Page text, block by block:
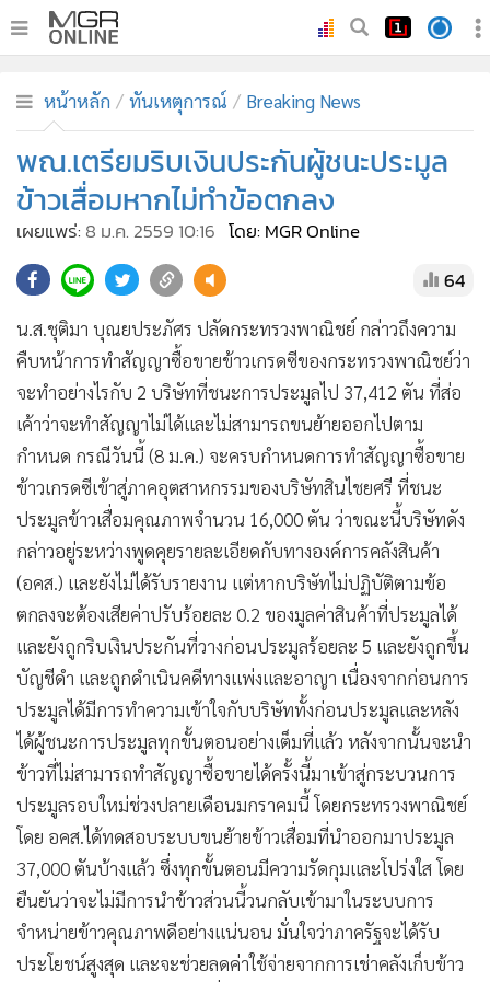
ทันเหตุการณ์
• ภาคใต้
• ภูมิภาค
Online Section
• ผู้จัดการรายวัน
• คอลัมนิสต์
• ละคร
• CbizReview
• Cyber BIZ
• ผู้จัดกวน
• Good health & Well-being
• Green Innovation & SD
• Management & HR
• MGR Live
• Infographic
• การเมือง
ท่องเที่ยว
• กีฬา
•
ต่างประเทศ
• Special Scoop
• เศรษฐกิจ-ธุรกิจ
• จีน
• ชุมชน-คุณภาพชีวิต
• อาชญากรรม
• Motoring
หน้าหลัก ทันเหตุการณ์ Breaking News
พณ.เตรียมริบเงินประกันผู้ชนะประมูล
ข้าวเสื่อมหากไม่ทำข้อตกลง
เผยแพร่: 8 ม.ค. 2559 10:16 โดย: MGR Online
64
น.ส.ชุติมา บุณยประภัศร ปลัดกระทรวงพาณิชย์ กล่าวถึงความ
คืบหน้าการทำสัญญาซื้อขายข้าวเกรดซีของกระทรวงพาณิชย์ว่า
จะทำอย่างไรกับ 2 บริษัทที่ชนะการประมูลไป 37,412 ตัน ที่ส่อ
เค้าว่าจะทำสัญญาไม่ได้และไม่สามารถขนย้ายออกไปตาม
กำหนด กรณีวันนี้ (8 ม.ค.) จะครบกำหนดการทำสัญญาซื้อขาย
ข้าวเกรดซีเข้าสู่ภาคอุตสาหกรรมของบริษัทสินไชยศรี ที่ชนะ
ประมูลข้าวเสื่อมคุณภาพจำนวน 16,000 ตัน ว่าขณะนี้บริษัทดัง
กล่าวอยู่ระหว่างพูดคุยรายละเอียดกับทางองค์การคลังสินค้า
(อคส.) และยังไม่ได้รับรายงาน แต่หากบริษัทไม่ปฏิบัติตามข้อ
ตกลงจะต้องเสียค่าปรับร้อยละ 0.2 ของมูลค่าสินค้าที่ประมูลได้
และยังถูกริบเงินประกันที่วางก่อนประมูลร้อยละ 5 และยังถูกขึ้น
บัญชีดำ และถูกดำเนินคดีทางแพ่งและอาญา เนื่องจากก่อนการ
ประมูลได้มีการทำความเข้าใจกับบริษัททั้งก่อนประมูลและหลัง
ได้ผู้ชนะการประมูลทุกขั้นตอนอย่างเต็มที่แล้ว หลังจากนั้นจะนำ
ข้าวที่ไม่สามารถทำสัญญาซื้อขายได้ครั้งนี้มาเข้าสู่กระบวนการ
ประมูลรอบใหม่ช่วงปลายเดือนมกราคมนี้ โดยกระทรวงพาณิชย์
โดย อคส.ได้ทดสอบระบบขนย้ายข้าวเสื่อมที่นำออกมาประมูล
37,000 ตันบ้างแล้ว ซึ่งทุกขั้นตอนมีความรัดกุมและโปร่งใส โดย
ยืนยันว่าจะไม่มีการนำข้าวส่วนนี้วนกลับเข้ามาในระบบการ
จำหน่ายข้าวคุณภาพดีอย่างแน่นอน มั่นใจว่าภาครัฐจะได้รับ
ประโยชน์สูงสุด และจะช่วยลดค่าใช้จ่ายจากการเช่าคลังเก็บข้าว